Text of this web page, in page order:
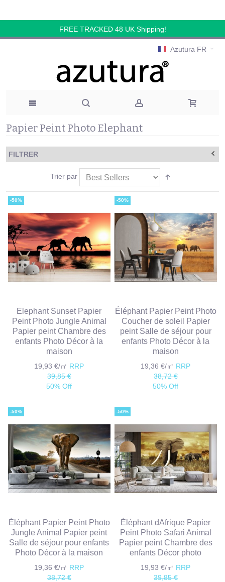
FREE TRACKED 48 UK Shipping!
Azutura FR
Papier Peint Photo Elephant
FILTRER
Trier par
-50%
Elephant Sunset Papier
Peint Photo Jungle Animal
Papier peint Chambre des
enfants Photo Décor à la
maison
19,93 €/㎡ RRP
39,85 €
50% Off
-50%
Éléphant Papier Peint Photo
Coucher de soleil Papier
peint Salle de séjour pour
enfants Photo Décor à la
maison
19,36 €/㎡ RRP
38,72 €
50% Off
-50%
Éléphant Papier Peint Photo
Jungle Animal Papier peint
Salle de séjour pour enfants
Photo Décor à la maison
19,36 €/㎡ RRP
38,72 €
-50%
Éléphant dAfrique Papier
Peint Photo Safari Animal
Papier peint Chambre des
enfants Décor photo
19,93 €/㎡ RRP
39,85 €